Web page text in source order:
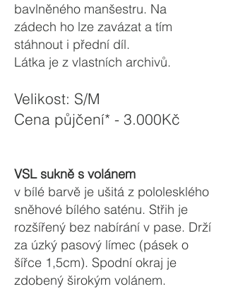
bavlněného manšestru. Na
zádech ho lze zavázat a tím
stáhnout i přední díl.
Látka je z vlastních archivů.
Velikost: S/M
Cena půjčení* - 3.000Kč
VSL sukně s volánem
v bílé barvě je ušitá z pololesklého
sněhové bílého saténu. Střih je
rozšířený bez nabírání v pase. Drží
za úzký pasový límec (pásek o
šířce 1,5cm). Spodní okraj je
zdobený širokým volánem.